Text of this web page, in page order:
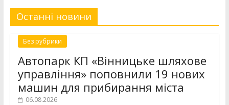
Останні новини
Без рубрики
Автопарк КП «Вінницьке шляхове
управління» поповнили 19 нових
машин для прибирання міста
06.08.2026